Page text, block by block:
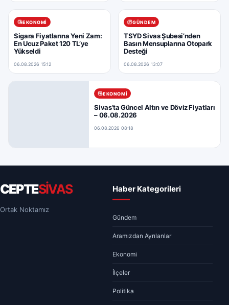
EKONOMI
Sigara Fiyatlarına Yeni Zam:
En Ucuz Paket 120 TL’ye
Yükseldi
06.08.2026 15:12
GÜNDEM
TSYD Sivas Şubesi’nden
Basın Mensuplarına Otopark
Desteği
06.08.2026 13:07
EKONOMI
Sivas’ta Güncel Altın ve Döviz Fiyatları
– 06.08.2026
06.08.2026 08:18
CEPTESİVAS
Ortak Noktamız
Haber Kategorileri
Gündem
Aramızdan Ayrılanlar
Ekonomi
İlçeler
Politika